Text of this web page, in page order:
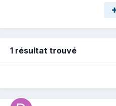
1 résultat trouvé